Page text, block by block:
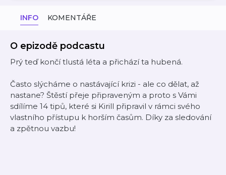
INFO KOMENTÁŘE
O epizodě podcastu
Prý teď končí tlustá léta a přichází ta hubená.
Často slýcháme o nastávající krizi - ale co dělat, až
nastane? Štěstí přeje připraveným a proto s Vámi
sdílíme 14 tipů, které si Kirill připravil v rámci svého
vlastního přístupu k horším časům. Díky za sledování
a zpětnou vazbu!